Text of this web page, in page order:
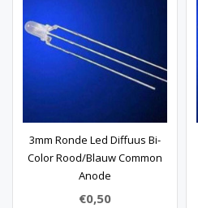
3mm Ronde Led Diffuus Bi-
Color Rood/Blauw Common
Anode
€0,50